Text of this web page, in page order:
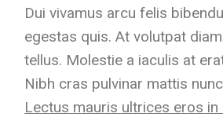
Dui vivamus arcu felis
egestas quis. At volutpat
tellus. Molestie a iaculis at
Nibh cras pulvinar mattis
Lectus mauris ultrices eros